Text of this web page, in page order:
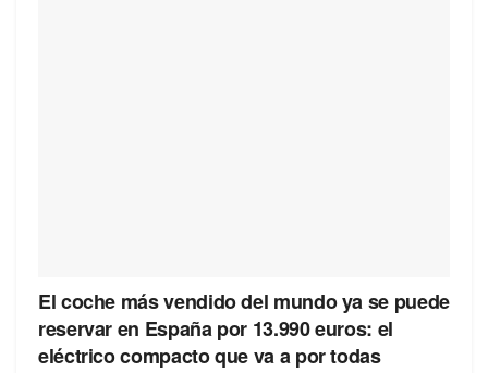
El coche más vendido del mundo ya se puede
reservar en España por 13.990 euros: el
eléctrico compacto que va a por todas